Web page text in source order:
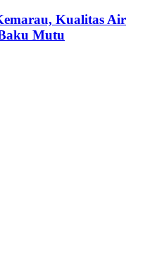
Kualitas Air
Mutu